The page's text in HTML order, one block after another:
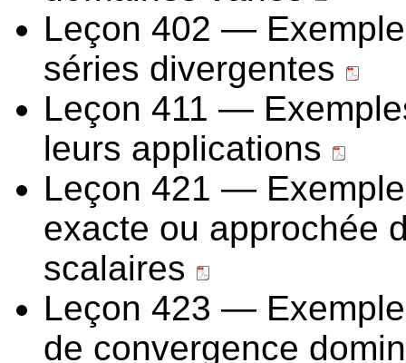
Leçon 402 —
séries divergentes
Leçon 411 —
leurs applications
Leçon 421 —
exacte ou approchée
scalaires
Leçon 423 —
de convergence